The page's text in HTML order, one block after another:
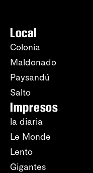
Local
Colonia
Maldonado
Paysandú
Salto
Impresos
la diaria
Le Monde
Lento
Gigantes